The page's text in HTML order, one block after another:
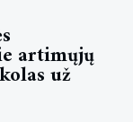
artimųjų
už